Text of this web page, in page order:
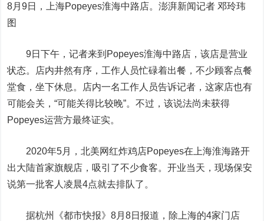
8月9日，上海Popeyes淮海中路店。澎湃新闻记者 邓玲玮
图
9日下午，记者来到Popeyes淮海中路店，该店是营业
状态。店内井然有序，工作人员忙碌着出餐，不少顾客点餐
堂食，坐下休息。店内一名工作人员告诉记者，这家店也有
可能会关，“可能关得比较晚”。不过，该说法尚未获得
Popeyes运营方最终证实。
2020年5月，北美网红炸鸡店Popeyes在上海淮海路开
出大陆首家旗舰店，吸引了不少食客。开业当天，现场保安
说第一批客人凌晨4点就去排队了。
据杭州《都市快报》8月8日报道，除上海的4家门店